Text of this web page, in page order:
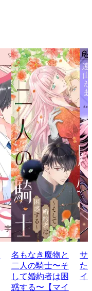
名もなき魔物と
二人の騎士〜そ
して婚約者は困
惑する〜【マイ
サ
た
イ